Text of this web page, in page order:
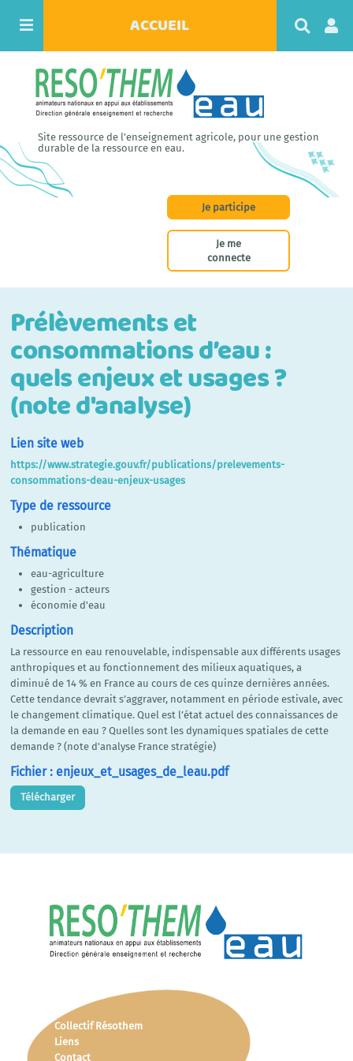
ACCUEIL
c
e
r
Site ressource de l'enseignement agricole, pour une gestion
durable de la ressource en eau.
Je participe
Je me
connecte
Prélèvements et
consommations d’eau :
quels enjeux et usages ?
(note d'analyse)
Lien site web
https://www.strategie.gouv.fr/publications/prelevements-
consommations-deau-enjeux-usages
Type de ressource
publication
Thématique
eau-agriculture
gestion - acteurs
économie d'eau
Description
La ressource en eau renouvelable, indispensable aux différents usages
anthropiques et au fonctionnement des milieux aquatiques, a
diminué de 14 % en France au cours de ces quinze dernières années.
Cette tendance devrait s’aggraver, notamment en période estivale, avec
le changement climatique. Quel est l’état actuel des connaissances de
la demande en eau ? Quelles sont les dynamiques spatiales de cette
demande ? (note d'analyse France stratégie)
Fichier : enjeux_et_usages_de_leau.pdf
Télécharger
Collectif Résothem
Liens
Contact